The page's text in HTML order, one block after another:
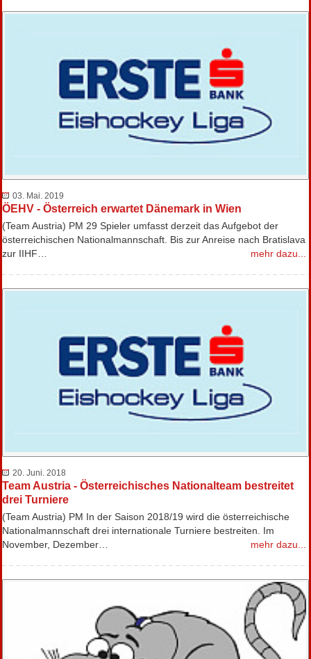
03. Mai. 2019
ÖEHV - Österreich erwartet Dänemark in Wien
(Team Austria) PM 29 Spieler umfasst derzeit das Aufgebot der
österreichischen Nationalmannschaft. Bis zur Anreise nach Bratislava
zur IIHF…
mehr dazu...
20. Juni. 2018
Team Austria - Österreichisches Nationalteam bestreitet
drei Turniere
(Team Austria) PM In der Saison 2018/19 wird die österreichische
Nationalmannschaft drei internationale Turniere bestreiten. Im
November, Dezember…
mehr dazu...